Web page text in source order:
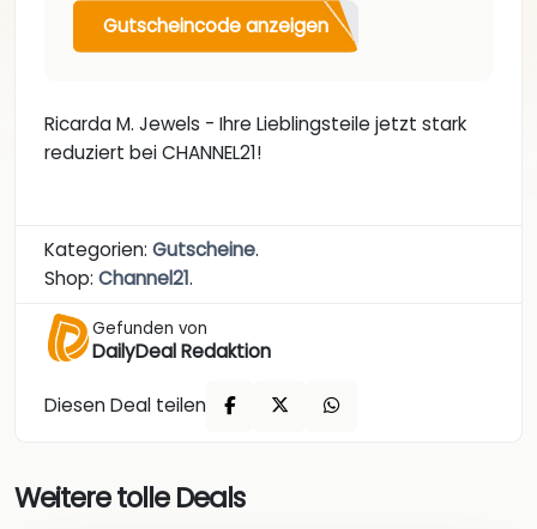
Gutscheincode anzeigen
Ricarda M. Jewels - Ihre Lieblingsteile jetzt stark
reduziert bei CHANNEL21!
Kategorien: Gutscheine.
Shop: Channel21.
Gefunden von
DailyDeal Redaktion
Diesen Deal teilen
Weitere tolle Deals